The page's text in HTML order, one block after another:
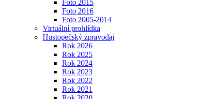
Foto 2015
Foto 2016
Foto 2005-2014
Virtuální prohlídka
Hustopečský zpravodaj
Rok 2026
Rok 2025
Rok 2024
Rok 2023
Rok 2022
Rok 2021